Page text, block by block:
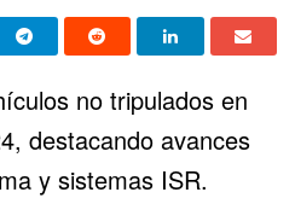
no tripulados en
destacando avances
y sistemas ISR.